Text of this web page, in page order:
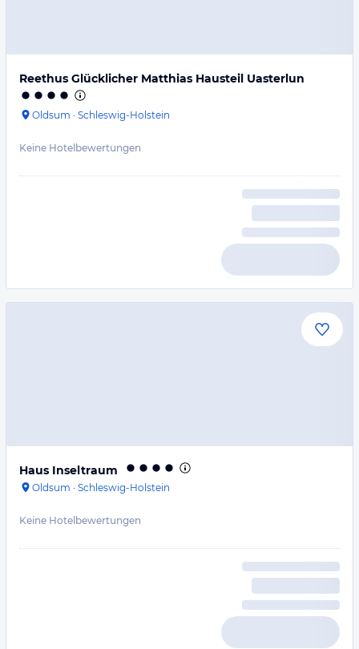
Reethus Glücklicher Matthias Hausteil Uasterlun
Oldsum · Schleswig-Holstein
Keine Hotelbewertungen
Haus Inseltraum
Oldsum · Schleswig-Holstein
Keine Hotelbewertungen